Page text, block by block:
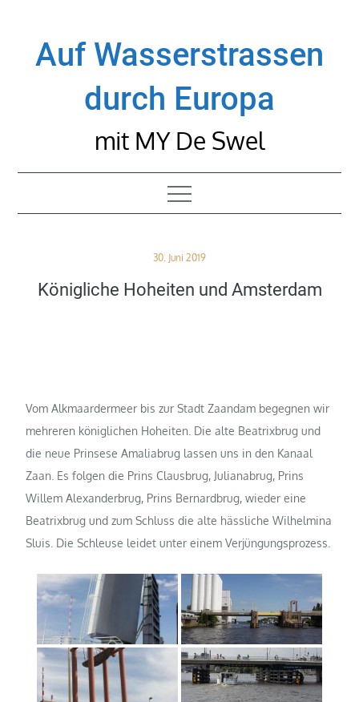
contentAuf Wasserstrassen
durch Europa
mit MY De Swel
Posted
30. Juni 2019
Königliche Hoheiten und Amsterdam
Vom Alkmaardermeer bis zur Stadt Zaandam begegnen wir
mehreren königlichen Hoheiten. Die alte Beatrixbrug und
die neue Prinsese Amaliabrug lassen uns in den Kanaal
Zaan. Es folgen die Prins Clausbrug, Julianabrug, Prins
Willem Alexanderbrug, Prins Bernardbrug, wieder eine
Beatrixbrug und zum Schluss die alte hässliche Wilhelmina
Sluis. Die Schleuse leidet unter einem Verjüngungsprozess.